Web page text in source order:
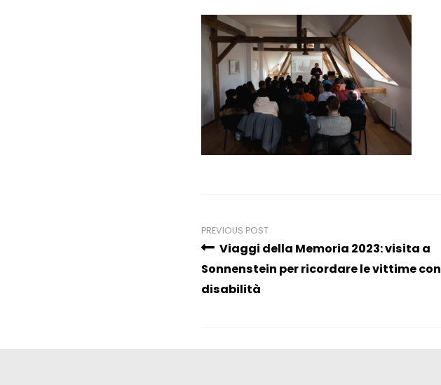
PREVIOUS POST
Viaggi della Memoria 2023: visita a
Sonnenstein per ricordare le vittime con
disabilità